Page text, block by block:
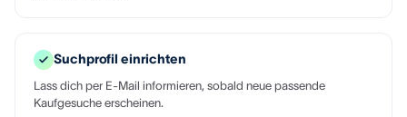
Suchprofil einrichten
Lass dich per E-Mail informieren, sobald neue passende
Kaufgesuche erscheinen.